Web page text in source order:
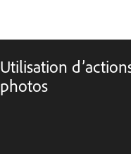
Utilisation
photos